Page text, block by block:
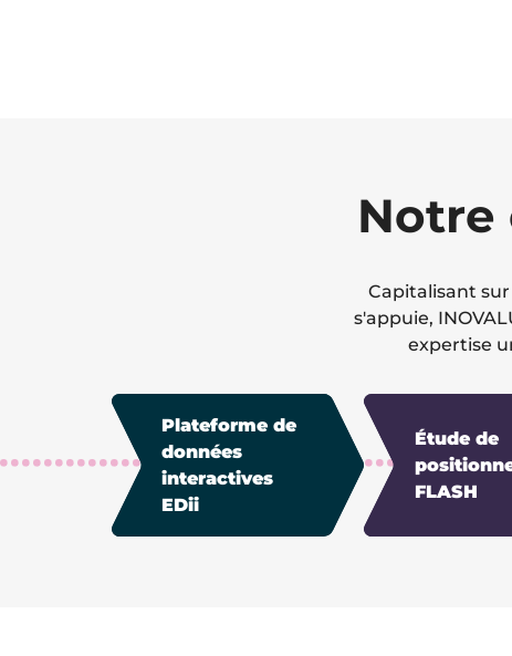
Notre
Capitalisant
s'appuie,
expertise
Plateforme de
données
interactives
EDii
Étude de
FLASH